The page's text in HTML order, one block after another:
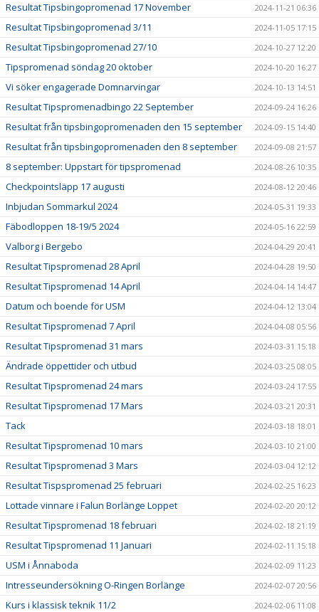
Resultat Tipsbingopromenad 17 November 2024-11-21 06:36
Resultat Tipsbingopromenad 3/11 2024-11-05 17:15
Resultat Tipsbingopromenad 27/10 2024-10-27 12:20
Tipspromenad söndag 20 oktober 2024-10-20 16:27
Vi söker engagerade Domnarvingar 2024-10-13 14:51
Resultat Tipspromenadbingo 22 September 2024-09-24 16:26
Resultat från tipsbingopromenaden den 15 september 2024-09-15 14:40
Resultat från tipsbingopromenaden den 8 september 2024-09-08 21:57
8 september: Uppstart för tipspromenad 2024-08-26 10:35
Checkpointsläpp 17 augusti 2024-08-12 20:46
Inbjudan Sommarkul 2024 2024-05-31 19:33
Fäbodloppen 18-19/5 2024 2024-05-16 22:59
Valborg i Bergebo 2024-04-29 20:41
Resultat Tipspromenad 28 April 2024-04-28 19:50
Resultat Tipspromenad 14 April 2024-04-14 14:47
Datum och boende för USM 2024-04-12 13:04
Resultat Tipspromenad 7 April 2024-04-08 05:56
Resultat Tipspromenad 31 mars 2024-03-31 15:18
Ändrade öppettider och utbud 2024-03-25 08:05
Resultat Tipspromenad 24 mars 2024-03-24 17:55
Resultat Tipspromenad 17 Mars 2024-03-21 20:31
Tack 2024-03-18 18:01
Resultat Tipspromenad 10 mars 2024-03-10 21:00
Resultat Tipspromenad 3 Mars 2024-03-04 12:12
Resultat Tispspromenad 25 februari 2024-02-25 16:23
Lottade vinnare i Falun Borlänge Loppet 2024-02-20 20:12
Resultat Tipspromenad 18 februari 2024-02-18 21:19
Resultat Tipspromenad 11 Januari 2024-02-11 15:18
USM i Ånnaboda 2024-02-09 11:23
Intresseundersökning O-Ringen Borlänge 2024-02-07 20:56
Kurs i klassisk teknik 11/2 2024-02-06 11:08